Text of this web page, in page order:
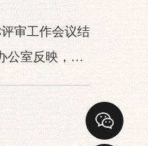
审工作会议结
公室反映，特